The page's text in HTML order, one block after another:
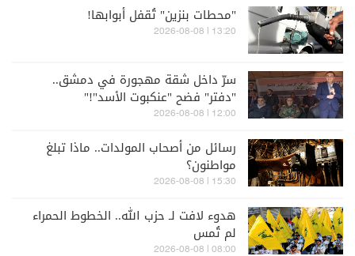
"محطات بنزين" تُقفل أبوابها!
13:20 | 2026-08-08
سرّ داخل شقة مهجورة في دمشق..
"دفتر" فضح "عنكبوت الأسد"!"
12:00 | 2026-08-08
رسائل من أصحاب المولدات.. ماذا تبلغ
مواطنون؟
15:30 | 2026-08-08
هدوء لافت لـ حزب الله.. الخطوط الحمراء
لم تُمس
08:00 | 2026-08-08